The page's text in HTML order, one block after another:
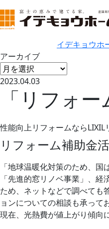
イデキョウホ
アーカイブ
2023.04.03
「リフォ
性能向上リフォームならLIXIL
リフォーム補助金
「地球温暖化対策のため、
「先進的窓リノベ事業」、
ため、ネットなどで調べても
ョンについての相談も承って
現在、光熱費が値上がり傾向